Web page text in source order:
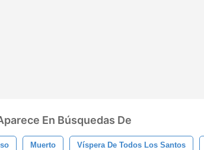
En Búsquedas De
Muerto Víspera De Todos Los Santos